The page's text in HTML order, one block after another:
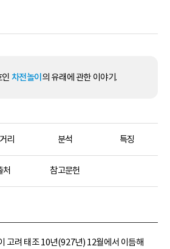
차전놀이 의 유래에 관한 이야기.
리 분석 특징
처 참고문헌
고려 태조 10년(927년) 12월에서 이듬해